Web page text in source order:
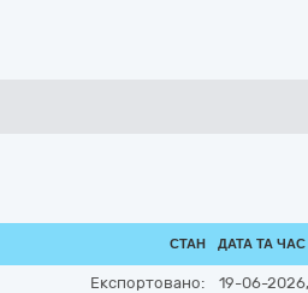
СТАН ДАТА ТА ЧАС
Експортовано: 19-06-2026,